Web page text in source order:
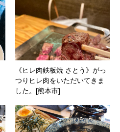
《ヒレ肉鉄板焼 さとう》がっ
つりヒレ肉をいただいてきま
した。[熊本市]